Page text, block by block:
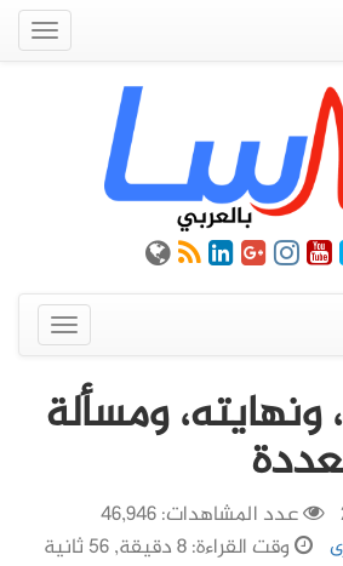
عرض
القائمة
ونهايته، ومسألة
عدد المشاهدات: 46,946
وقت القراءة: 8 دقيقة, 56 ثانية